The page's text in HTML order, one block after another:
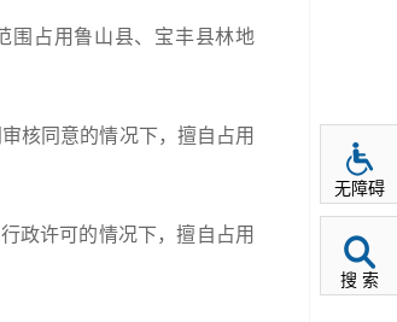
围占用鲁山县、宝丰县林地
核同意的情况下，擅自占用
政许可的情况下，擅自占用
无障碍
搜 索